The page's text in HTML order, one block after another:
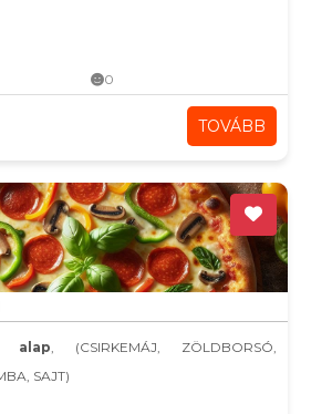
0
TOVÁBB
alap, (CSIRKEMÁJ, ZÖLDBORSÓ,
SAJT)